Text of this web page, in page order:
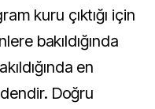
kuru çıktığı için
bakıldığında
en
Doğru